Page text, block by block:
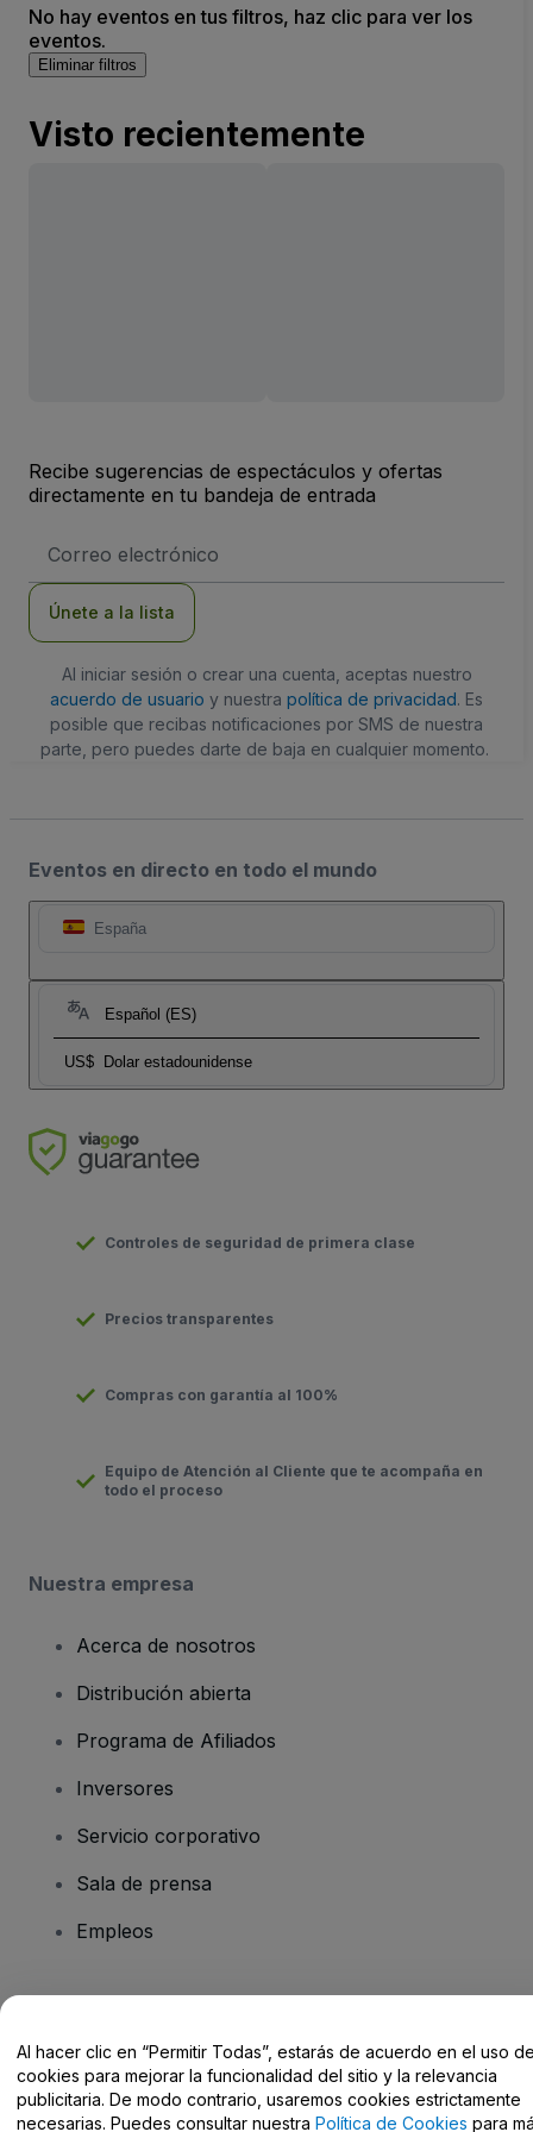
No hay eventos en tus filtros, haz clic para ver los
eventos.
Eliminar filtros
Visto recientemente
Recibe sugerencias de espectáculos y ofertas
directamente en tu bandeja de entrada
de
Únete a la lista
Al iniciar sesión o crear una cuenta, aceptas nuestro
acuerdo de usuario y nuestra política de privacidad. Es
posible que recibas notificaciones por SMS de nuestra
parte, pero puedes darte de baja en cualquier momento.
Eventos en directo en todo el mundo
España
Español (ES)
US$ Dolar estadounidense
Controles de seguridad de primera clase
Precios transparentes
Compras con garantía al 100%
Equipo de Atención al Cliente que te acompaña en
todo el proceso
Nuestra empresa
Acerca de nosotros
Distribución abierta
Programa de Afiliados
Inversores
Servicio corporativo
Sala de prensa
Empleos
Centro de Ayuda / Contacto
Al hacer clic en “Permitir Todas”, estarás de acuerdo en el uso
cookies para mejorar la funcionalidad del sitio y la relevancia
publicitaria. De modo contrario, usaremos cookies estrictamente
necesarias. Puedes consultar nuestra Política de Cookies para